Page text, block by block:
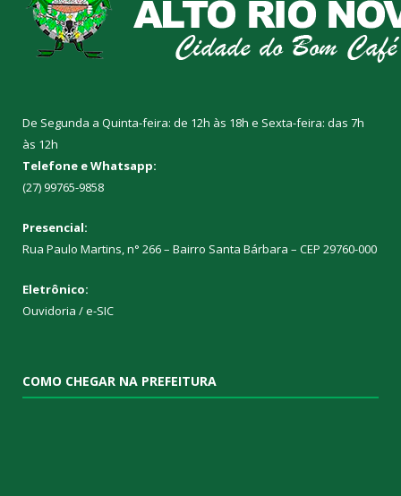
De Segunda a Quinta-feira: de 12h às 18h e Sexta-feira: das 7h
às 12h
Telefone e Whatsapp:
(27) 99765-9858
Presencial:
Rua Paulo Martins, n° 266 – Bairro Santa Bárbara – CEP 29760-000
Eletrônico:
Ouvidoria /e-SIC
COMO CHEGAR NA PREFEITURA